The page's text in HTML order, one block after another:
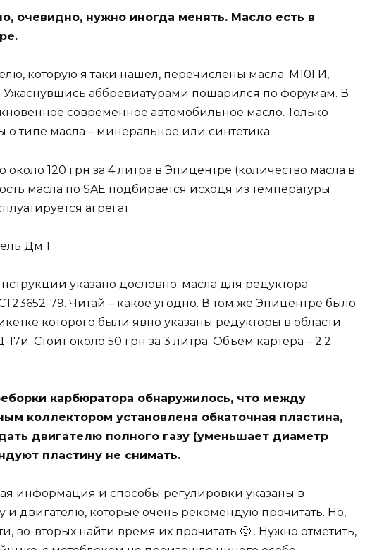
очевидно, нужно иногда менять. Масло есть в
которую я таки нашел, перечислены масла: М10ГИ,
Ужаснувшись аббревиатурами пошарился по форумам. В
современное автомобильное масло. Только
типе масла – минеральное или синтетика.
около 120 грн за 4 литра в Эпицентре (количество масла в
масла по SAE подбирается исходя из температуры
агрегат.
указано дословно: масла для редуктора
79. Читай – какое угодно. В том же Эпицентре было
которого были явно указаны редукторы в области
Стоит около 50 грн за 3 литра. Объем картера – 2.2
карбюратора обнаружилось, что между
коллектором установлена обкаточная пластина,
двигателю полного газу (уменьшает диаметр
пластину не снимать.
информация и способы регулировки указаны в
и двигателю, которые очень рекомендую прочитать. Но,
во-вторых найти время их прочитать 🙂 . Нужно отметить,